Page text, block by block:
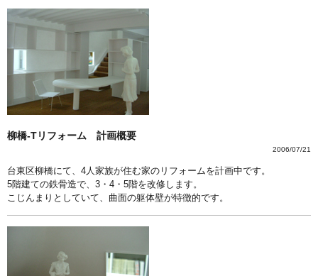
柳橋-Tリフォーム 計画概要
2006/07/21
台東区柳橋にて、4人家族が住む家のリフォームを計画中です。
5階建ての鉄骨造で、3・4・5階を改修します。
こじんまりとしていて、曲面の躯体壁が特徴的です。